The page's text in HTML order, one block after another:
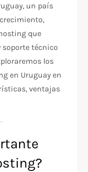
un país
que
soporte técnico
los
en Uruguay en
ventajas